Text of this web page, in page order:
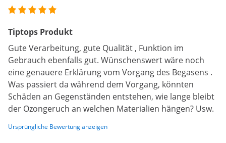
Tiptops Produkt
Gute Verarbeitung, gute Qualität , Funktion im
Gebrauch ebenfalls gut. Wünschenswert wäre noch
eine genauere Erklärung vom Vorgang des Begasens .
Was passiert da während dem Vorgang, könnten
Schäden an Gegenständen entstehen, wie lange bleibt
der Ozongeruch an welchen Materialien hängen? Usw.
Ursprüngliche Bewertung anzeigen